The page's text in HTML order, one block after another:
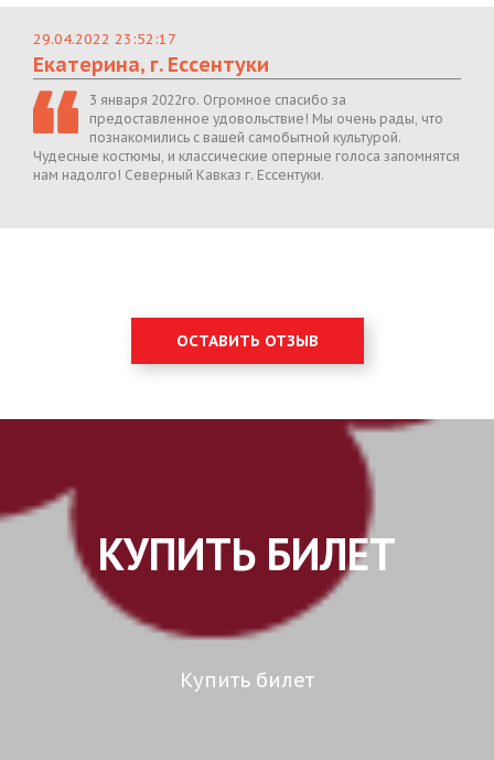
29.04.2022 23:52:17
Екатерина, г. Ессентуки
3 января 2022го. Огромное спасибо за
предоставленное удовольствие! Мы очень рады, что
познакомились с вашей самобытной культурой.
Чудесные костюмы, и классические оперные голоса запомнятся
нам надолго! Северный Кавказ г. Ессентуки.
ОСТАВИТЬ ОТЗЫВ
КУПИТЬ БИЛЕТ
Купить билет